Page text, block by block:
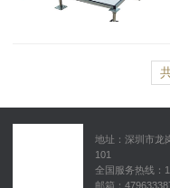
地址：深圳市龙
101
全国服务热线：
邮箱：